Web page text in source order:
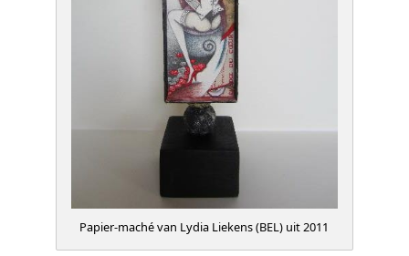
Papier-maché van Lydia Liekens (BEL) uit 2011